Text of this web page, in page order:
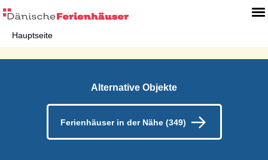
Hauptseite
Alternative Objekte
Ferienhäuser in der Nähe (349)